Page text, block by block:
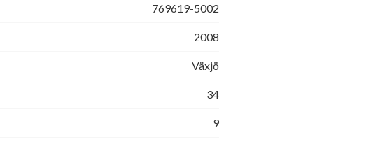
769619-5002
2008
Växjö
34
9